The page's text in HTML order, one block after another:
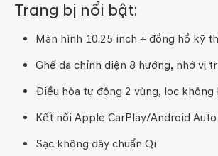
Trang bị nổi bật:
Màn hình 10.25 inch + đồng hồ kỹ
Ghế da chỉnh điện 8 hướng, nhớ vị
Điều hòa tự động 2 vùng, lọc không
Kết nối Apple CarPlay/Android
Sạc không dây chuẩn Qi